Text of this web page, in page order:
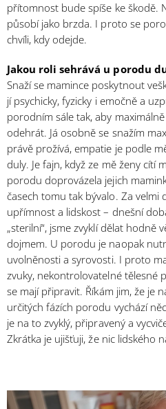
přítomnost bude spíše ke škodě.
působí jako brzda. I proto se
chvíli, kdy odejde.
Jakou roli sehrává u porodu
Snaží se mamince poskytnout
jí psychicky, fyzicky i emočně a
porodním sále tak, aby
odehrát. Já osobně se snažím
právě prožívá, empatie je podle
duly. Je fajn, když ze mě ženy cítí
porodu doprovázela jejich
časech tomu tak bývalo. Za velmi
upřímnost a lidskost – dnešní
„sterilní“, jsme zvyklí dělat hodně
dojmem. U porodu je naopak
uvolněnosti a syrovosti. I proto
zvuky, nekontrolovatelné tělesné
se mají připravit. Říkám jim, že je
určitých fázích porodu vychází
je na to zvyklý, připravený a
Zkrátka je ujišťuji, že nic lidského